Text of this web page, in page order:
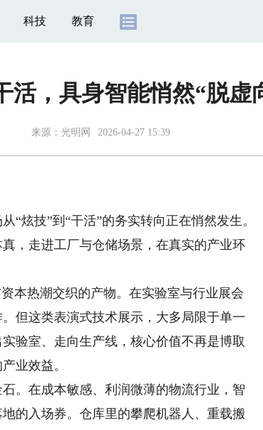
科技 教育
活，具身智能悄然“脱虚
来源：光明网 2026-04-27 15:39
技”到“干活”的务实转向正在悄然发生。
，走进工厂与仓储场景，在真实的产业环
热潮交织的产物。在实验室与行业展会
但这类表演式技术展示，大多局限于单一
验室、走向生产线，核心价值不再是博取
业效益。
在成本敏感、利润微薄的物流行业，智
的入场券。仓库里的攀爬机器人、重载搬